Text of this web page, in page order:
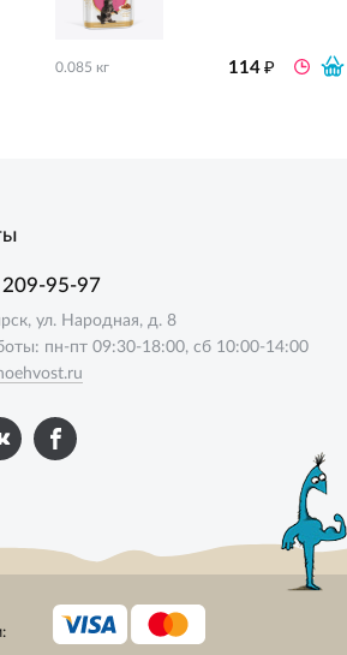
0.085 кг 114₽
209-95-97
ул. Народная, д. 8
пн-пт 09:30-18:00, сб 10:00-14:00